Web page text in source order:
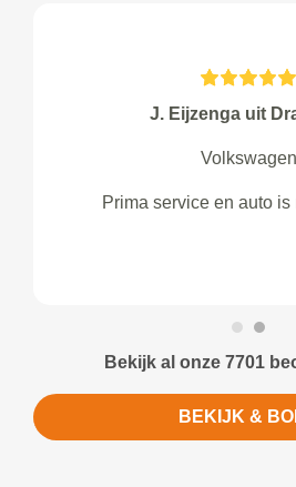
J. Eijzenga uit
Volkswagen
Prima service en auto is
Bekijk al onze 7701
BEKIJK &